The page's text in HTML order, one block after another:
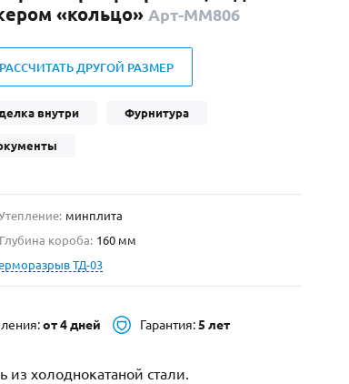
Нестандартные(479)
С фрамугой(265)
4-го класса защиты (499)
Полуторапольные
«кольцо» Арт-ММ806
РАССЧИТАТЬ ДРУГОЙ РАЗМЕР
внутри Фурнитура
минплита
Глубина короба: 160 мм
ТД-03
от 4 дней Гарантия:5 лет
холоднокатаной стали.